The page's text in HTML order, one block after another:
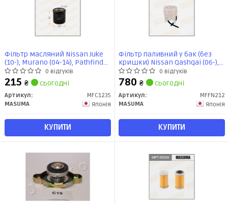
Фільтр масляний Nissan Juke
(10-), Murano (04-14), Pathfinder
(14-), Qashqai (06-), X-Trail (01-)
(MFC-1235) MASUMA
0 відгуків
215 ₴ сьогодні
Артикул:
MFC1235
MASUMA
Японія
КУПИТИ
Фільтр паливний у бак (без
кришки) Nissan Qashqai (06-),
X-Trail (07-14) (MFF-N212)
MASUMA
0 відгуків
780 ₴ сьогодні
Артикул:
MFFN212
MASUMA
Японія
КУПИТИ